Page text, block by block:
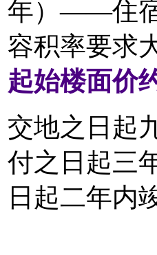
年）——住宿
容积率要求
起始楼面价
交地之日起
付之日起三
日起二年内